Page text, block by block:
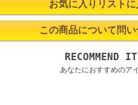
RECOMMEND
あなたにおすすめのア